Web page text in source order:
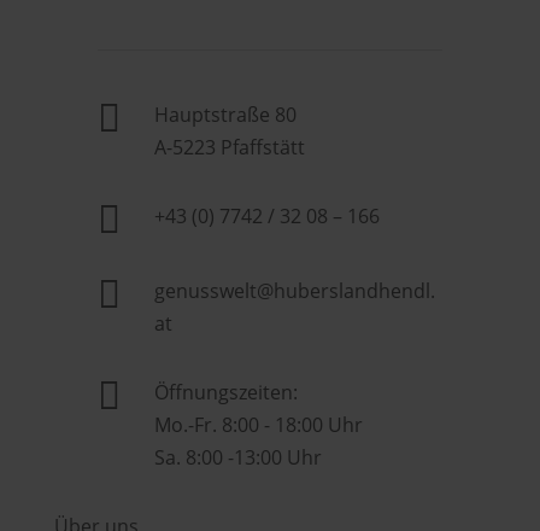

Hauptstraße 80
A-5223 Pfaffstätt
 +43 (0) 7742 / 32 08 – 166

genusswelt@huberslandhendl.
at

Öffnungszeiten:
Mo.-Fr. 8:00 - 18:00 Uhr
Sa. 8:00 -13:00 Uhr